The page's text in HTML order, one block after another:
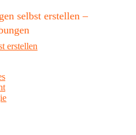
selbst erstellen –